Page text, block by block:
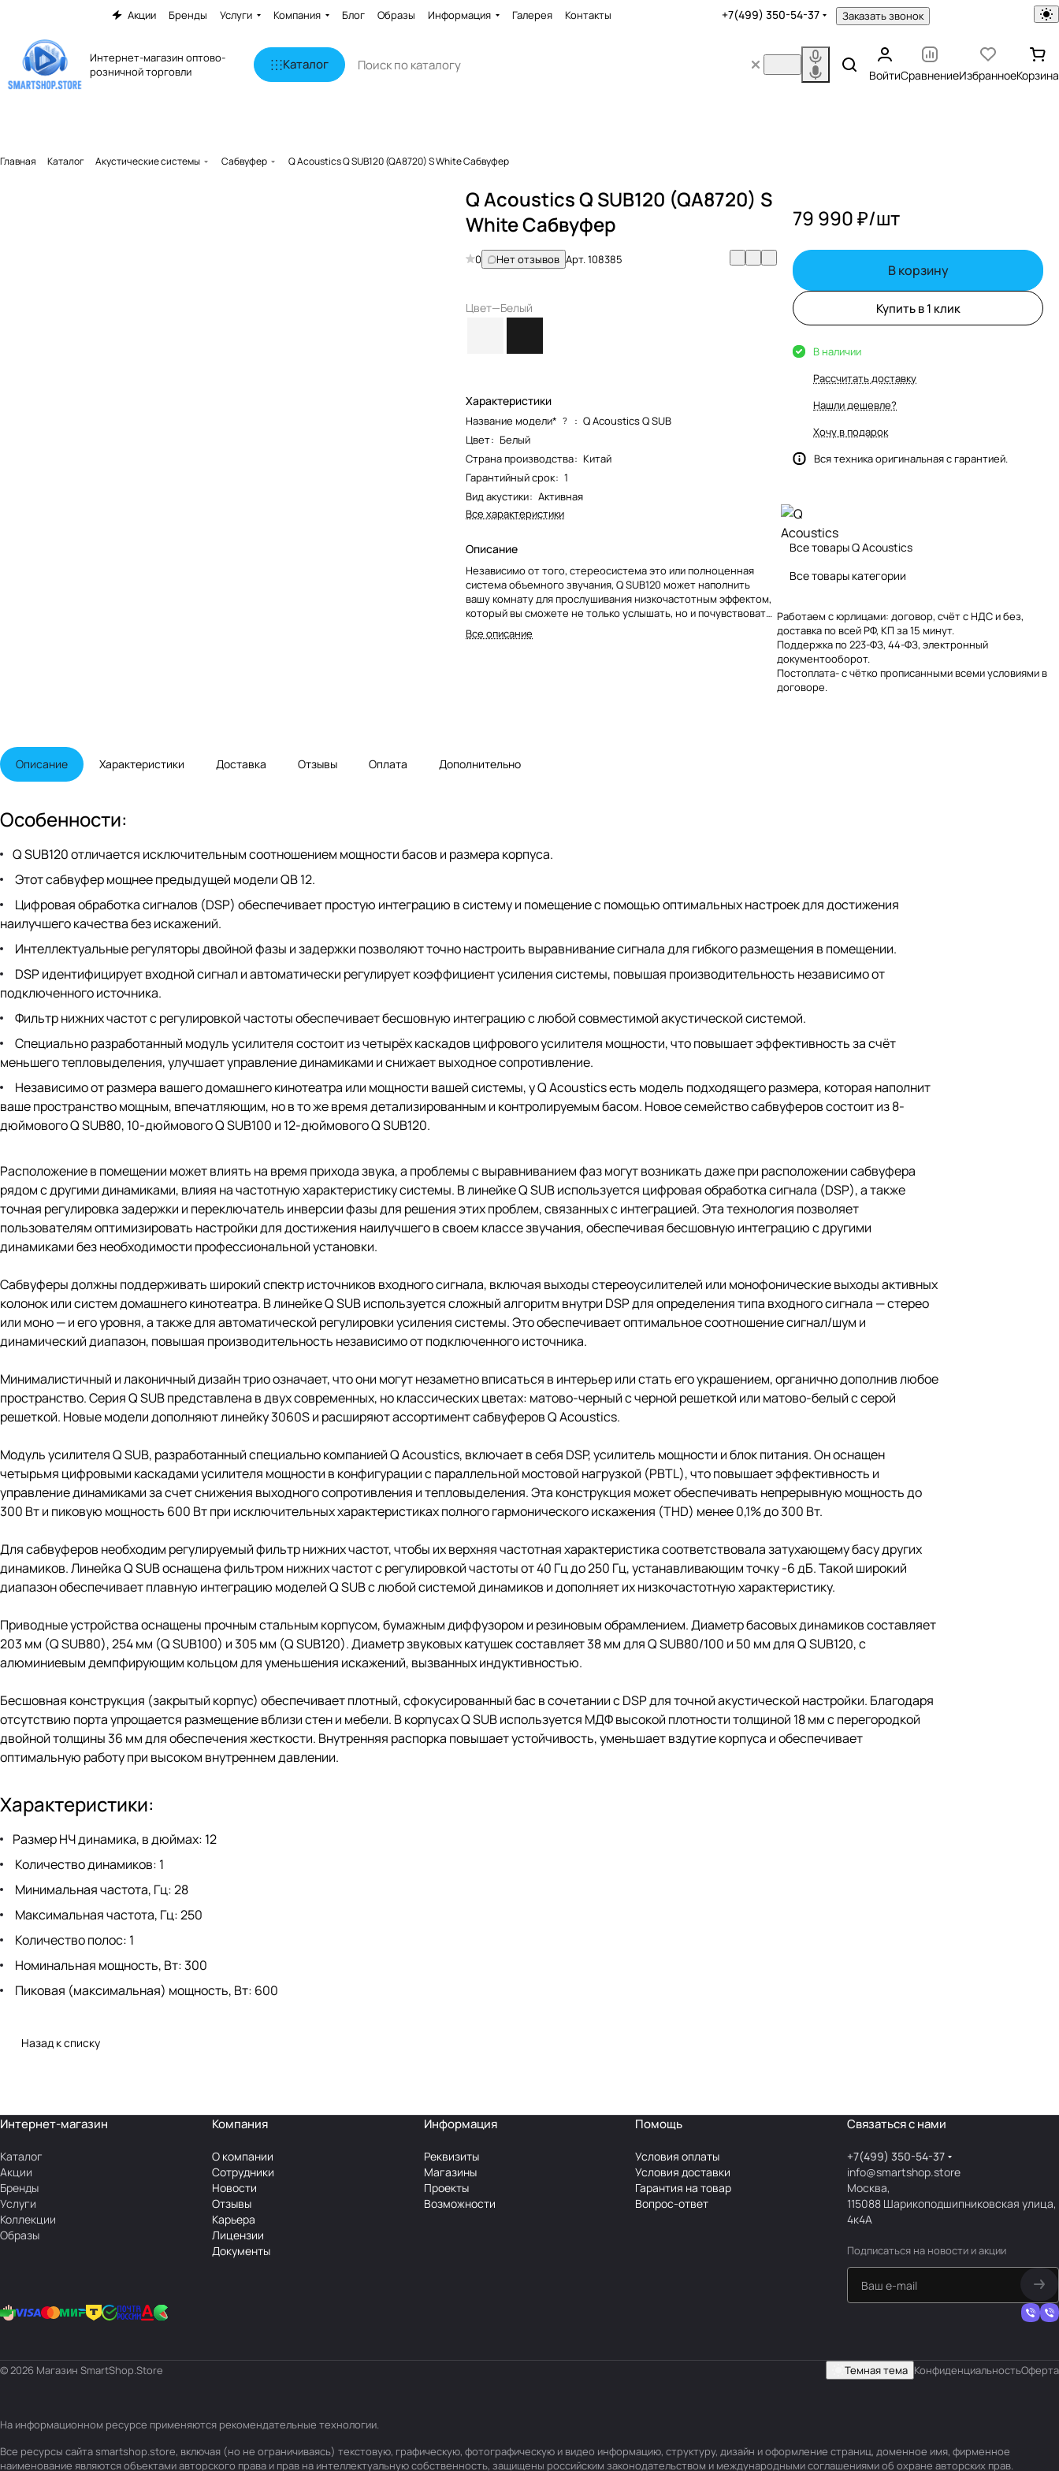
Акции Бренды Услуги Компания Блог Образы Информация Галерея Контакты +7(499) 350-54-37 Заказать звонок
Интернет-магазин оптово-
розничной торговли
Каталог
ВойтиСравнениеИзбранноеКорзина
Главная Каталог Акустические системы Сабвуфер Q Acoustics Q SUB120 (QA8720) S White Сабвуфер
Q Acoustics Q SUB120 (QA8720) S
White Сабвуфер
0 Нет отзывов Арт.108385
Цвет—Белый
Характеристики
Название модели* ? : Q Acoustics Q SUB
Цвет: Белый
Страна производства: Китай
Гарантийный срок: 1
Вид акустики: Активная
Все характеристики
Описание
Независимо от того, стереосистема это или полноценная
система объемного звучания, Q SUB120 может наполнить
вашу комнату для прослушивания низкочастотным эффектом,
который вы сможете не только услышать, но и почувствовать.
Большая комната с большими динамиками? Нет проблем.
Все описание
79 990 ₽/шт
В корзину
Купить в 1 клик
В наличии
Рассчитать доставку
Нашли дешевле?
Хочу в подарок
Вся техника оригинальная с гарантией.
Все товары Q Acoustics
Все товары категории
Работаем с юрлицами: договор, счёт с НДС и без,
доставка по всей РФ, КП за 15 минут.
Поддержка по 223-ФЗ, 44-ФЗ, электронный
документооборот.
Постоплата- с чётко прописанными всеми условиями в
договоре.
Описание Характеристики Доставка Отзывы Оплата Дополнительно
Особенности:
Q SUB120 отличается исключительным соотношением мощности басов и размера корпуса.
Этот сабвуфер мощнее предыдущей модели QB 12.
Цифровая обработка сигналов (DSP) обеспечивает простую интеграцию в систему и помещение с помощью оптимальных настроек для достижения
наилучшего качества без искажений.
Интеллектуальные регуляторы двойной фазы и задержки позволяют точно настроить выравнивание сигнала для гибкого размещения в помещении.
DSP идентифицирует входной сигнал и автоматически регулирует коэффициент усиления системы, повышая производительность независимо от
подключенного источника.
Фильтр нижних частот с регулировкой частоты обеспечивает бесшовную интеграцию с любой совместимой акустической системой.
Специально разработанный модуль усилителя состоит из четырёх каскадов цифрового усилителя мощности, что повышает эффективность за счёт
меньшего тепловыделения, улучшает управление динамиками и снижает выходное сопротивление.
Независимо от размера вашего домашнего кинотеатра или мощности вашей системы, у Q Acoustics есть модель подходящего размера, которая наполнит
ваше пространство мощным, впечатляющим, но в то же время детализированным и контролируемым басом. Новое семейство сабвуферов состоит из 8-
дюймового Q SUB80, 10-дюймового Q SUB100 и 12-дюймового Q SUB120.
Расположение в помещении может влиять на время прихода звука, а проблемы с выравниванием фаз могут возникать даже при расположении сабвуфера
рядом с другими динамиками, влияя на частотную характеристику системы. В линейке Q SUB используется цифровая обработка сигнала (DSP), а также
точная регулировка задержки и переключатель инверсии фазы для решения этих проблем, связанных с интеграцией. Эта технология позволяет
пользователям оптимизировать настройки для достижения наилучшего в своем классе звучания, обеспечивая бесшовную интеграцию с другими
динамиками без необходимости профессиональной установки.
Сабвуферы должны поддерживать широкий спектр источников входного сигнала, включая выходы стереоусилителей или монофонические выходы активных
колонок или систем домашнего кинотеатра. В линейке Q SUB используется сложный алгоритм внутри DSP для определения типа входного сигнала — стерео
или моно — и его уровня, а также для автоматической регулировки усиления системы. Это обеспечивает оптимальное соотношение сигнал/шум и
динамический диапазон, повышая производительность независимо от подключенного источника.
Минималистичный и лаконичный дизайн трио означает, что они могут незаметно вписаться в интерьер или стать его украшением, органично дополнив любое
пространство. Серия Q SUB представлена в двух современных, но классических цветах: матово-черный с черной решеткой или матово-белый с серой
решеткой. Новые модели дополняют линейку 3060S и расширяют ассортимент сабвуферов Q Acoustics.
Модуль усилителя Q SUB, разработанный специально компанией Q Acoustics, включает в себя DSP, усилитель мощности и блок питания. Он оснащен
четырьмя цифровыми каскадами усилителя мощности в конфигурации с параллельной мостовой нагрузкой (PBTL), что повышает эффективность и
управление динамиками за счет снижения выходного сопротивления и тепловыделения. Эта конструкция может обеспечивать непрерывную мощность до
300 Вт и пиковую мощность 600 Вт при исключительных характеристиках полного гармонического искажения (THD) менее 0,1% до 300 Вт.
Для сабвуферов необходим регулируемый фильтр нижних частот, чтобы их верхняя частотная характеристика соответствовала затухающему басу других
динамиков. Линейка Q SUB оснащена фильтром нижних частот с регулировкой частоты от 40 Гц до 250 Гц, устанавливающим точку -6 дБ. Такой широкий
диапазон обеспечивает плавную интеграцию моделей Q SUB с любой системой динамиков и дополняет их низкочастотную характеристику.
Приводные устройства оснащены прочным стальным корпусом, бумажным диффузором и резиновым обрамлением. Диаметр басовых динамиков составляет
203 мм (Q SUB80), 254 мм (Q SUB100) и 305 мм (Q SUB120). Диаметр звуковых катушек составляет 38 мм для Q SUB80/100 и 50 мм для Q SUB120, с
алюминиевым демпфирующим кольцом для уменьшения искажений, вызванных индуктивностью.
Бесшовная конструкция (закрытый корпус) обеспечивает плотный, сфокусированный бас в сочетании с DSP для точной акустической настройки. Благодаря
отсутствию порта упрощается размещение вблизи стен и мебели. В корпусах Q SUB используется МДФ высокой плотности толщиной 18 мм с перегородкой
двойной толщины 36 мм для обеспечения жесткости. Внутренняя распорка повышает устойчивость, уменьшает вздутие корпуса и обеспечивает
оптимальную работу при высоком внутреннем давлении.
Характеристики:
Размер НЧ динамика, в дюймах: 12
Количество динамиков: 1
Минимальная частота, Гц: 28
Максимальная частота, Гц: 250
Количество полос: 1
Номинальная мощность, Вт: 300
Пиковая (максимальная) мощность, Вт: 600
Назад к списку
Интернет-магазин
Каталог
Акции
Бренды
Услуги
Коллекции
Образы
Компания
О компании
Сотрудники
Новости
Отзывы
Карьера
Лицензии
Документы
Информация
Реквизиты
Магазины
Проекты
Возможности
Помощь
Условия оплаты
Условия доставки
Гарантия на товар
Вопрос-ответ
Связаться с нами
+7(499) 350-54-37
info@smartshop.store
Москва,
115088 Шарикоподшипниковская улица,
4к4А
Подписаться на новости и акции
© 2026 Магазин SmartShop.Store Темная тема КонфиденциальностьОферта
На информационном ресурсе применяются рекомендательные технологии.
Все ресурсы сайта smartshop.store, включая (но не ограничиваясь) текстовую, графическую, фотографическую и видео информацию, структуру, дизайн и оформление страниц, доменное имя, фирменное
наименование являются объектами авторского права и прав на интеллектуальную собственность, защищены российским законодательством и международными соглашениями об охране авторских прав.